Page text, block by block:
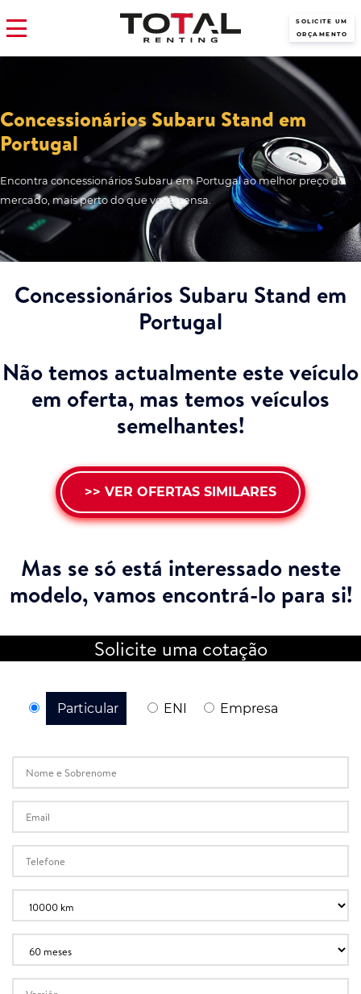
SOLICITE UM
ORÇAMENTO
Concessionários Subaru Stand em
Portugal
Encontra concessionários Subaru em Portugal ao melhor preço do
mercado, mais perto do que você pensa.
Concessionários Subaru Stand em
Portugal
Não temos actualmente este veículo
em oferta, mas temos veículos
semelhantes!
>> VER OFERTAS SIMILARES
Mas se só está interessado neste
modelo,vamos encontrá-lo para si!
Solicite uma cotação
Particular ENI Empresa